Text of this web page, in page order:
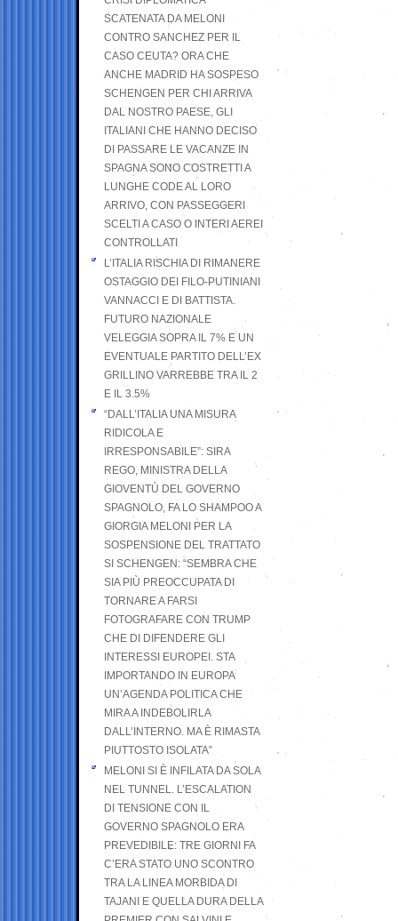
SCATENATA DA MELONI
CONTRO SANCHEZ PER IL
CASO CEUTA? ORA CHE
ANCHE MADRID HA SOSPESO
SCHENGEN PER CHI ARRIVA
DAL NOSTRO PAESE, GLI
ITALIANI CHE HANNO DECISO
DI PASSARE LE VACANZE IN
SPAGNA SONO COSTRETTI A
LUNGHE CODE AL LORO
ARRIVO, CON PASSEGGERI
SCELTI A CASO O INTERI AEREI
CONTROLLATI
L’ITALIA RISCHIA DI RIMANERE
OSTAGGIO DEI FILO-PUTINIANI
VANNACCI E DI BATTISTA.
FUTURO NAZIONALE
VELEGGIA SOPRA IL 7% E UN
EVENTUALE PARTITO DELL’EX
GRILLINO VARREBBE TRA IL 2
E IL 3.5%
“DALL’ITALIA UNA MISURA
RIDICOLA E
IRRESPONSABILE”: SIRA
REGO, MINISTRA DELLA
GIOVENTÙ DEL GOVERNO
SPAGNOLO, FA LO SHAMPOO A
GIORGIA MELONI PER LA
SOSPENSIONE DEL TRATTATO
SI SCHENGEN: “SEMBRA CHE
SIA PIÙ PREOCCUPATA DI
TORNARE A FARSI
FOTOGRAFARE CON TRUMP
CHE DI DIFENDERE GLI
INTERESSI EUROPEI. STA
IMPORTANDO IN EUROPA
UN’AGENDA POLITICA CHE
MIRA A INDEBOLIRLA
DALL’INTERNO. MA È RIMASTA
PIUTTOSTO ISOLATA”
MELONI SI È INFILATA DA SOLA
NEL TUNNEL. L’ESCALATION
DI TENSIONE CON IL
GOVERNO SPAGNOLO ERA
PREVEDIBILE: TRE GIORNI FA
C’ERA STATO UNO SCONTRO
TRA LA LINEA MORBIDA DI
TAJANI E QUELLA DURA DELLA